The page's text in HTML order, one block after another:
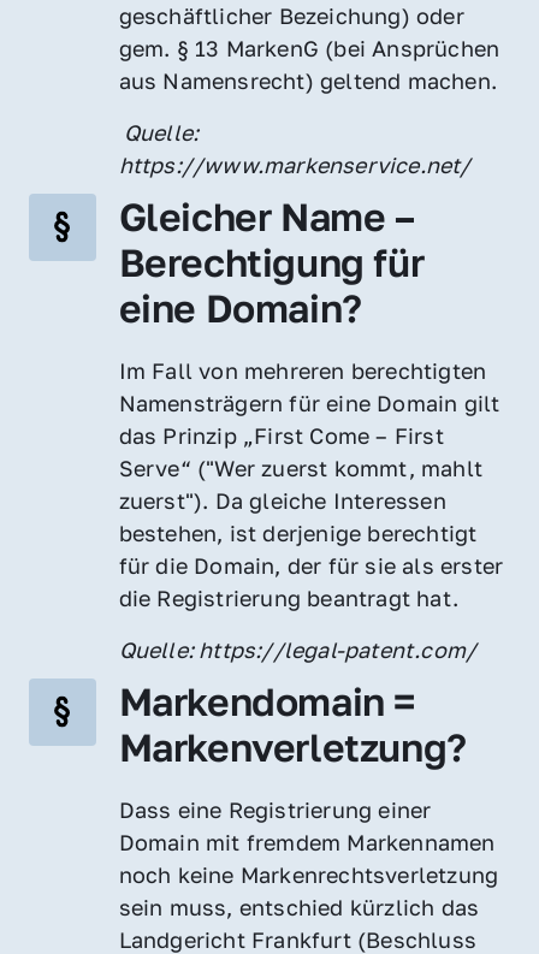
geschäftlicher Bezeichung) oder
gem. § 13 MarkenG (bei Ansprüchen
aus Namensrecht) geltend machen.
https://www.markenservice.net/
Gleicher Name –
Berechtigung für
eine Domain?
Im Fall von mehreren berechtigten
Namensträgern für eine Domain gilt
das Prinzip „First Come – First
Serve“ ("Wer zuerst kommt, mahlt
zuerst"). Da gleiche Interessen
bestehen, ist derjenige berechtigt
für die Domain, der für sie als erster
die Registrierung beantragt hat.
Quelle: https://legal-patent.com/
Markendomain =
Markenverletzung?
Dass eine Registrierung einer
Domain mit fremdem Markennamen
noch keine Markenrechtsverletzung
sein muss, entschied kürzlich das
Landgericht Frankfurt (Beschluss